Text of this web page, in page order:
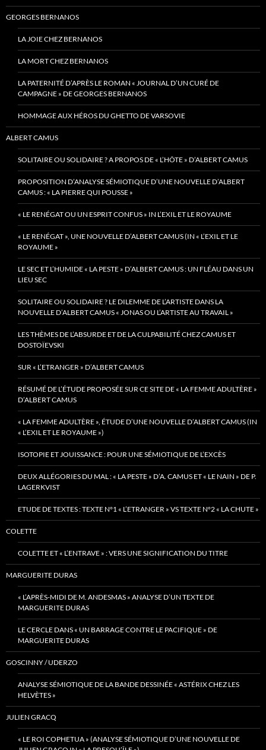
GEORGES BERNANOS
LA JOIE CHEZ BERNANOS
LA MORT CHEZ BERNANOS
LA PATERNITÉ D’APRÈS LE ROMAN « JOURNAL D’UN CURÉ DE
CAMPAGNE » DE GEORGES BERNANOS
HOMMAGE AUX HÉROS DU GHETTO DE VARSOVIE
ALBERT CAMUS
SOLITAIRE OU SOLIDAIRE ? A PROPOS DE « L’HÔTE » D’ALBERT CAMUS
PROPOSITION D’ANALYSE SÉMIOTIQUE D’UNE NOUVELLE D’ALBERT
CAMUS : « LA PIERRE QUI POUSSE »
« LE RENÉGAT OU UN ESPRIT CONFUS » IN L’EXIL ET LE ROYAUME
« LE RENÉGAT », UNE NOUVELLE D’ALBERT CAMUS (IN « L’EXIL ET LE
ROYAUME »
LE SEC ET L’HUMIDE « LA PESTE » D’ALBERT CAMUS : UN FLÉAU DANS UN
LIEU SEC
SOLITAIRE OU SOLIDAIRE ? LE DILEMME DE L’ARTISTE DANS LA
NOUVELLE D’ALBERT CAMUS « JONAS OU L’ARTISTE AU TRAVAIL »
LES THÈMES DE L’ABSURDE ET DE LA CULPABILITÉ CHEZ CAMUS ET
DOSTOÏEVSKI
SUR « L’ETRANGER » D’ALBERT CAMUS
RÉSUMÉ DE L’ÉTUDE PROPOSÉE SUR CE SITE DE « LA FEMME ADULTÈRE »
D’ALBERT CAMUS
« LA FEMME ADULTÈRE », ÉTUDE D’UNE NOUVELLE D’ALBERT CAMUS (IN
« L’EXIL ET LE ROYAUME »)
ISOTOPIE ET JOUISSANCE : POUR UNE SÉMIOTIQUE DE L’EXCÈS
DEUX ALLÉGORIES DU MAL : « LA PESTE » D’A. CAMUS ET « LE NAIN » DE P.
LAGERKVIST
ETUDE DE TEXTES : TEXTE N°1 « L’ETRANGER » VS TEXTE N°2 « LA CHUTE »
COLETTE
COLETTE ET « L’ENTRAVE » : VERS UNE SIGNIFICATION DU TITRE
MARGUERITE DURAS
« L’APRÈS-MIDI DE M. ANDESMAS » ANALYSE D’UN TEXTE DE
MARGUERITE DURAS
LE CERCLE DANS « UN BARRAGE CONTRE LE PACIFIQUE » DE
MARGUERITE DURAS
GOSCINNY / UDERZO
ANALYSE SÉMIOTIQUE DE LA BANDE DESSINÉE « ASTÉRIX CHEZ LES
HELVÈTES »
JULIEN GRACQ
« LE ROI COPHETUA » (ANALYSE SÉMIOTIQUE D’UNE NOUVELLE DE